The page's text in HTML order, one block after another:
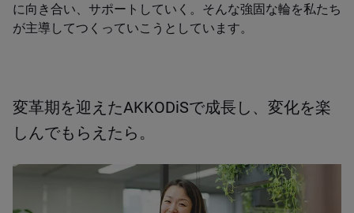
に向き合い、サポートしていく。そんな強固な輪を私たち
が主導してつくっていこうとしています。
変革期を迎えたAKKODiSで成長し、変化を楽
しんでもらえたら。